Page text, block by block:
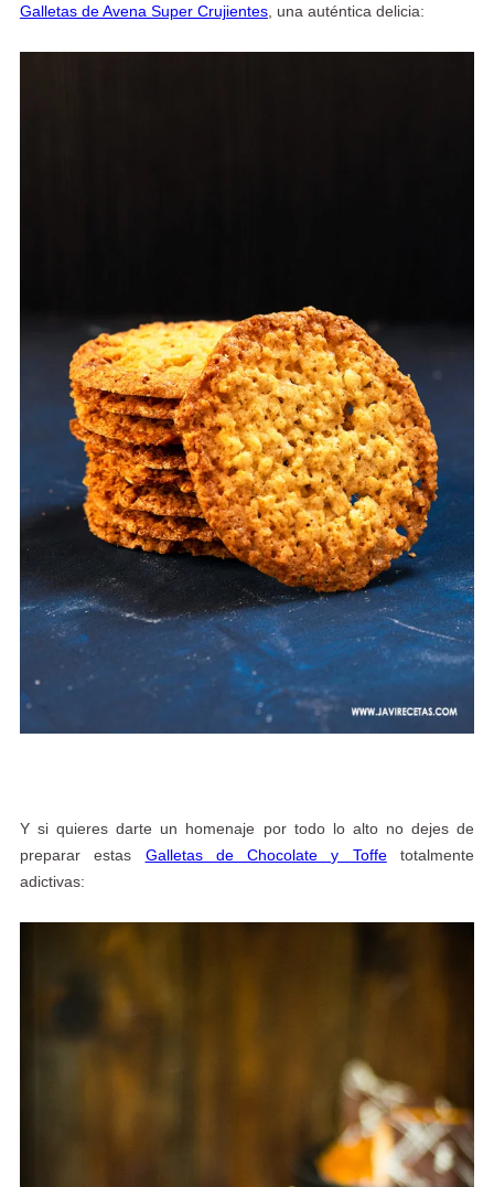
Galletas de Avena Super Crujientes, una auténtica delicia:
Y si quieres darte un homenaje por todo lo alto no dejes de
preparar estas Galletas de Chocolate y Toffetotalmente
adictivas: